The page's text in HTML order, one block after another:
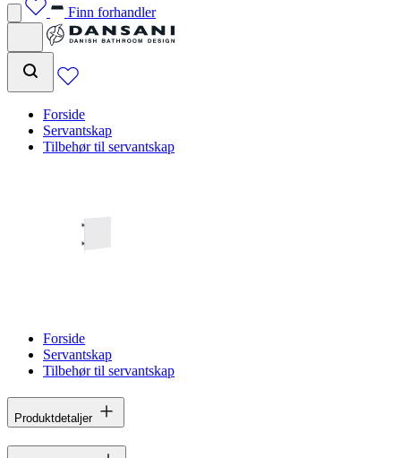
Finn forhandler
Forside
Servantskap
Tilbehør til servantskap
Forside
Servantskap
Tilbehør til servantskap
Produktdetaljer